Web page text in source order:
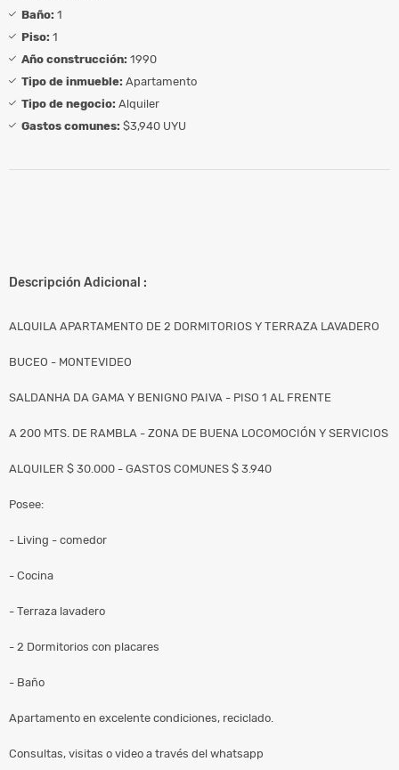
Baño: 1
Piso: 1
Año construcción: 1990
Tipo de inmueble: Apartamento
Tipo de negocio: Alquiler
Gastos comunes: $3,940 UYU
Descripción Adicional :
ALQUILA APARTAMENTO DE 2 DORMITORIOS Y TERRAZA LAVADERO
BUCEO - MONTEVIDEO
SALDANHA DA GAMA Y BENIGNO PAIVA - PISO 1 AL FRENTE
A 200 MTS. DE RAMBLA - ZONA DE BUENA LOCOMOCIÓN Y SERVICIOS
ALQUILER $ 30.000 - GASTOS COMUNES $ 3.940
Posee:
- Living - comedor
- Cocina
- Terraza lavadero
- 2 Dormitorios con placares
- Baño
Apartamento en excelente condiciones, reciclado.
Consultas, visitas o video a través del whatsapp